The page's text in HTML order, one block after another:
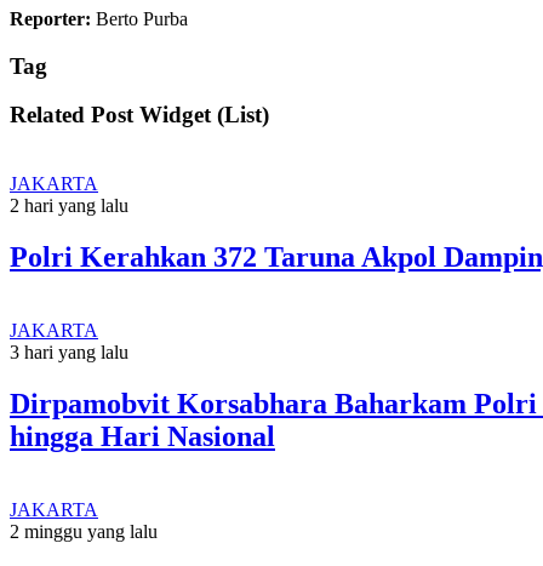
Reporter: Berto Purba
Tag
Related Post Widget (List)
JAKARTA
2 hari yang lalu
Polri Kerahkan 372 Taruna Akpol
JAKARTA
3 hari yang lalu
Dirpamobvit Korsabhara Baharkam Polri
hingga Hari Nasional
JAKARTA
2 minggu yang lalu